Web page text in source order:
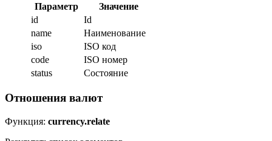
Параметр
Значение
id
Id
name
Наименование
iso
ISO код
code
ISO номер
status
Состояние
Отношения валют
Функция: currency.relate